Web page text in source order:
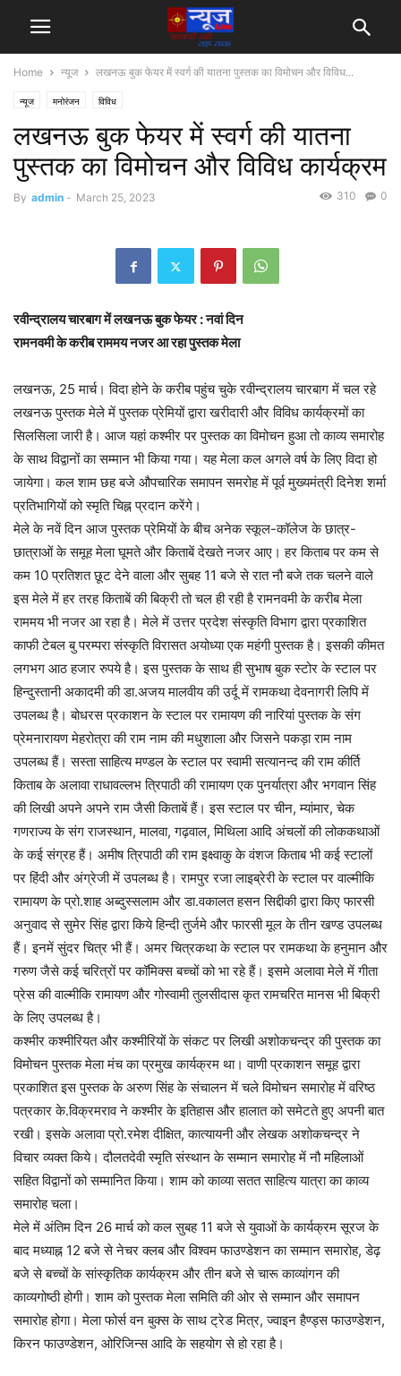
Home न्यूज लखनऊ बुक फेयर में स्वर्ग की यातना पुस्तक का विमोचन और विविध...
न्यूज मनोरंजन विविध
लखनऊ बुक फेयर में स्वर्ग की यातना
पुस्तक का विमोचन और विविध कार्यक्रम
By admin - March 25, 2023 0
310
रवीन्द्रालय चारबाग में लखनऊ बुक फेयर : नवां दिन
रामनवमी के करीब राममय नजर आ रहा पुस्तक मेला
लखनऊ, 25 मार्च। विदा होने के करीब पहुंच चुके रवीन्द्रालय चारबाग में चल रहे
लखनऊ पुस्तक मेले में पुस्तक प्रेमियों द्वारा खरीदारी और विविध कार्यक्रमों का
सिलसिला जारी है। आज यहां कश्मीर पर पुस्तक का विमोचन हुआ तो काव्य समारोह
के साथ विद्वानों का सम्मान भी किया गया। यह मेला कल अगले वर्ष के लिए विदा हो
जायेगा। कल शाम छह बजे औपचारिक समापन समरोह में पूर्व मुख्यमंत्री दिनेश शर्मा
प्रतिभागियों को स्मृति चिह्न प्रदान करेंगे।
मेले के नवें दिन आज पुस्तक प्रेमियों के बीच अनेक स्कूल-कॉलेज के छात्र-
छात्राओं के समूह मेला घूमते और किताबें देखते नजर आए। हर किताब पर कम से
कम 10 प्रतिशत छूट देने वाला और सुबह 11 बजे से रात नौ बजे तक चलने वाले
इस मेले में हर तरह किताबें की बिक्री तो चल ही रही है रामनवमी के करीब मेला
राममय भी नजर आ रहा है। मेले में उत्तर प्रदेश संस्कृति विभाग द्वारा प्रकाशित
काफी टेबल बु परम्परा संस्कृति विरासत अयोध्या एक महंगी पुस्तक है। इसकी कीमत
लगभग आठ हजार रुपये है। इस पुस्तक के साथ ही सुभाष बुक स्टोर के स्टाल पर
हिन्दुस्तानी अकादमी की डा.अजय मालवीय की उर्दू में रामकथा देवनागरी लिपि में
उपलब्ध है। बोधरस प्रकाशन के स्टाल पर रामायण की नारियां पुस्तक के संग
प्रेमनारायण मेहरोत्रा की राम नाम की मधुशाला और जिसने पकड़ा राम नाम
उपलब्ध हैं। सस्ता साहित्य मण्डल के स्टाल पर स्वामी सत्यानन्द की राम कीर्ति
किताब के अलावा राधावल्लभ त्रिपाठी की रामायण एक पुनर्यात्रा और भगवान सिंह
की लिखी अपने अपने राम जैसी किताबें हैं। इस स्टाल पर चीन, म्यांमार, चेक
गणराज्य के संग राजस्थान, मालवा, गढ़वाल, मिथिला आदि अंचलों की लोककथाओं
के कई संग्रह हैं। अमीष त्रिपाठी की राम इक्ष्वाकु के वंशज किताब भी कई स्टालों
पर हिंदी और अंग्रेजी में उपलब्ध है। रामपुर रजा लाइब्रेरी के स्टाल पर वाल्मीकि
रामायण के प्रो.शाह अब्दुस्सलाम और डा.वकालत हसन सिद्दीकी द्वारा किए फारसी
अनुवाद से सुमेर सिंह द्वारा किये हिन्दी तुर्जमे और फारसी मूल के तीन खण्ड उपलब्ध
हैं। इनमें सुंदर चित्र भी हैं। अमर चित्रकथा के स्टाल पर रामकथा के हनुमान और
गरुण जैसे कई चरित्रों पर कॉमिक्स बच्चों को भा रहे हैं। इसमे अलावा मेले में गीता
प्रेस की वाल्मीकि रामायण और गोस्वामी तुलसीदास कृत रामचरित मानस भी बिक्री
के लिए उपलब्ध है।
कश्मीर कश्मीरियत और कश्मीरियों के संकट पर लिखी अशोकचन्द्र की पुस्तक का
विमोचन पुस्तक मेला मंच का प्रमुख कार्यक्रम था। वाणी प्रकाशन समूह द्वारा
प्रकाशित इस पुस्तक के अरुण सिंह के संचालन में चले विमोचन समारोह में वरिष्ठ
पत्रकार के.विक्रमराव ने कश्मीर के इतिहास और हालात को समेटते हुए अपनी बात
रखी। इसके अलावा प्रो.रमेश दीक्षित, कात्यायनी और लेखक अशोकचन्द्र ने
विचार व्यक्त किये। दौलतदेवी स्मृति संस्थान के सम्मान समारोह में नौ महिलाओं
सहित विद्वानों को सम्मानित किया। शाम को काव्या सतत साहित्य यात्रा का काव्य
समारोह चला।
मेले में अंतिम दिन 26 मार्च को कल सुबह 11 बजे से युवाओं के कार्यक्रम सूरज के
बाद मध्याह्न 12 बजे से नेचर क्लब और विश्वम फाउण्डेशन का सम्मान समारोह, डेढ़
बजे से बच्चों के सांस्कृतिक कार्यक्रम और तीन बजे से चारू काव्यांगन की
काव्यगोष्ठी होगी। शाम को पुस्तक मेला समिति की ओर से सम्मान और समापन
समारोह होगा। मेला फोर्स वन बुक्स के साथ ट्रेड मित्र, ज्वाइन हैण्ड्स फाउण्डेशन,
किरन फाउण्डेशन, ओरिजिन्स आदि के सहयोग से हो रहा है।